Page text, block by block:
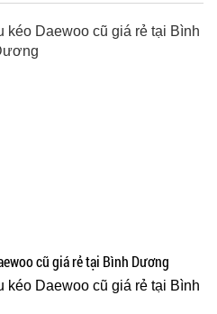
cũ giá rẻ tại Bình Dương
kéo Daewoo cũ giá rẻ tại Bình